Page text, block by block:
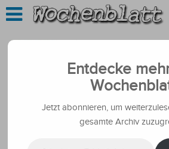
Entdecke
Jetzt abonnieren, um
gesamte Archiv